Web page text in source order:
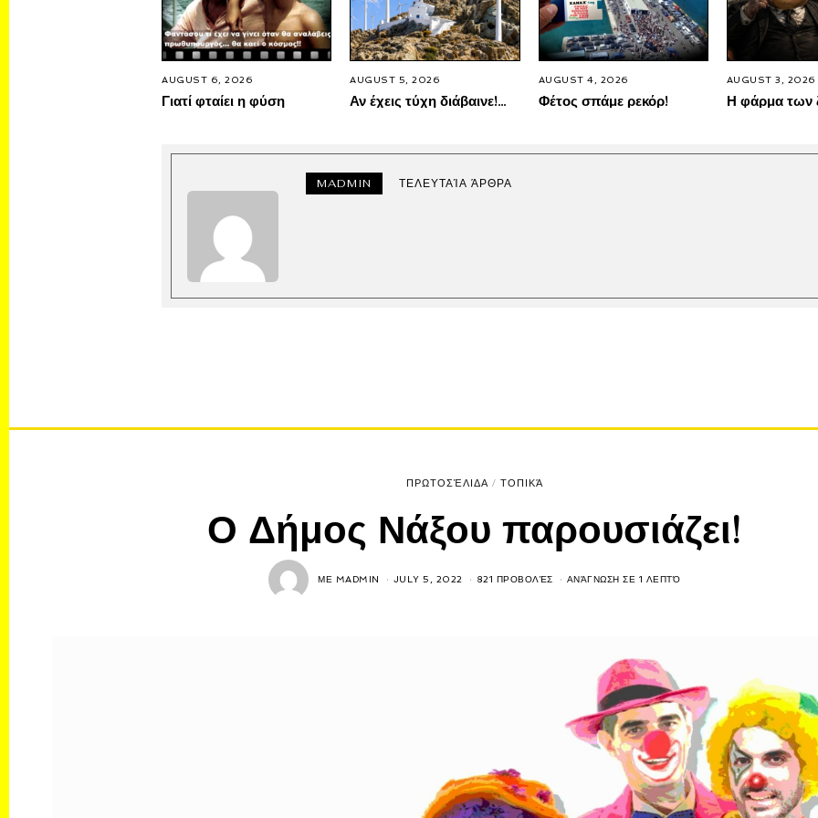
AUGUST 6, 2026
Γιατί φταίει η φύση
AUGUST 5, 2026
Αν έχεις τύχη διάβαινε!…
AUGUST 4, 2026
Φέτος σπάμε ρεκόρ!
AUGUST 3, 2026
Η φάρμα των
MADMIN ΤΕΛΕΥΤΑΊΑ ΆΡΘΡΑ
ΠΡΩΤΟΣΈΛΙΔΑ / ΤΟΠΙΚΆ
Ο Δήμος Νάξου παρουσιάζει!
ΜΕ MADMIN JULY 5, 2022 821 ΠΡΟΒΟΛΈΣ ΑΝΆΓΝΩΣΗ ΣΕ 1 ΛΕΠΤΌ